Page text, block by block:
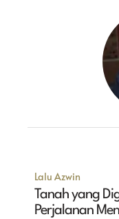
Lalu Azwin
Tanah yang
Perjalanan